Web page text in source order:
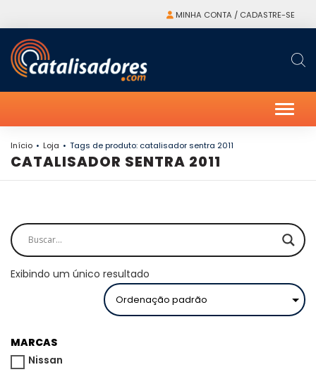
MINHA CONTA / CADASTRE-SE
Início Loja Tags de produto: catalisador sentra 2011
CATALISADOR SENTRA 2011
Exibindo um único resultado
MARCAS
Nissan